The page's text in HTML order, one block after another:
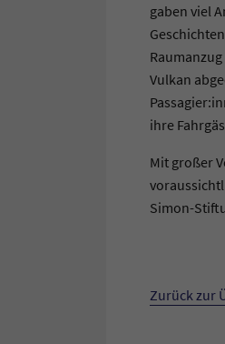
gaben viel
Vulkan
ihre
Mit großer
Simon-
Zurück zur